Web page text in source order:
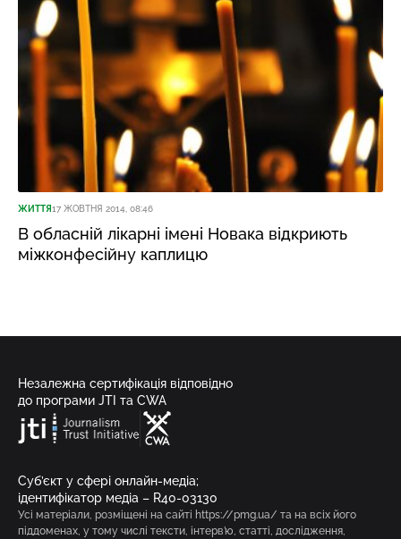
ЖИТТЯ17 ЖОВТНЯ 2014, 08:46
В обласній лікарні імені Новака відкриють
міжконфесійну каплицю
Незалежна сертифікація відповідно
до програми JTI та CWA
Суб’єкт у сфері онлайн-медіа;
ідентифікатор медіа – R40-03130
Усі матеріали, розміщені на сайті https://pmg.ua/ та на всіх його
піддоменах, у тому числі тексти, інтерв’ю, статті, дослідження,